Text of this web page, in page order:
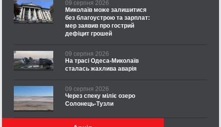
09 серпня 2026
Миколаїв може залишитися
без благоустрою та зарплат:
мер заявив про гострий
дефіцит грошей
09 серпня 2026
На трасі Одеса-Миколаїв
сталась жахлива аварія
09 серпня 2026
Через спеку міліє озеро
Солонець-Тузли